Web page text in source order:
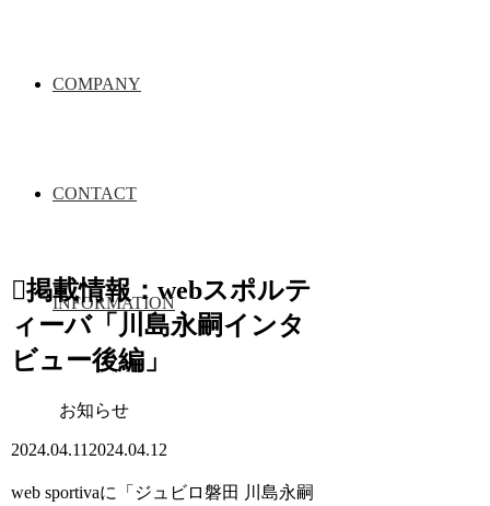
COMPANY
CONTACT
INFORMATION
掲載情報：webスポルテ
ィーバ「川島永嗣インタ
ビュー後編」
お知らせ
2024.04.11 2024.04.12
web sportivaに「ジュビロ磐田 川島永嗣